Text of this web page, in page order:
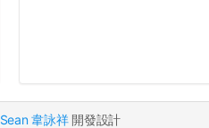
Sean 韋詠祥開發設計